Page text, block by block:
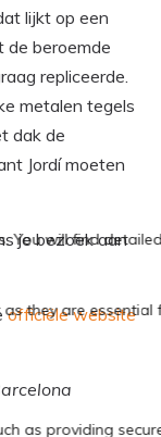
lijkt op een
de beroemde
repliceerde.
metalen tegels
dak de
Jordí moeten
je bezoek aan
officiële website